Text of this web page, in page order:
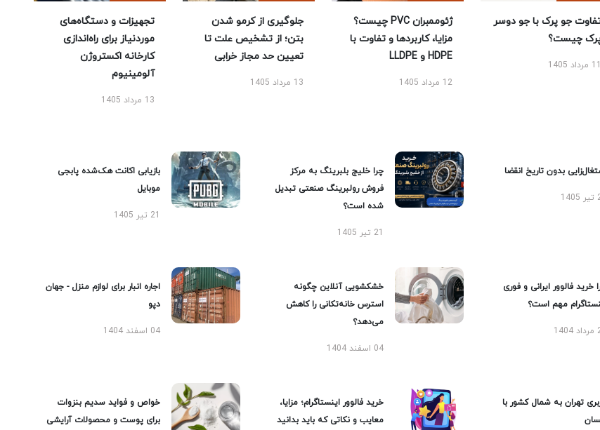
جو پرک با جو دوسر
چیست؟
11 مرداد 1405
ژئوممبران PVC چیست؟
مزایا، کاربردها و تفاوت با
HDPE و LLDPE
12 مرداد 1405
جلوگیری از کرمو شدن
بتن؛ از تشخیص علت تا
تعیین حد مجاز خرابی
13 مرداد 1405
تجهیزات و دستگاه‌های
موردنیاز برای راه‌اندازی
کارخانه اکستروژن
آلومینیوم
13 مرداد 1405
بدون تاریخ انقضا
چرا خلیج بلبرینگ به مرکز
فروش رولبرینگ صنعتی تبدیل
شده است؟
21 تیر 1405
بازیابی اکانت هک‌شده پابجی
موبایل
21 تیر 1405
خرید فالوور ایرانی و فوری
مهم است؟
خشکشویی آنلاین چگونه
استرس خانه‌تکانی را کاهش
می‌دهد؟
04 اسفند 1404
اجاره انبار برای لوازم منزل - جهان
دپو
04 اسفند 1404
تهران به شمال کشور با
خرید فالوور اینستاگرام؛ مزایا،
معایب و نکاتی که باید بدانید
خواص و فواید سدیم بنزوات
برای پوست و محصولات آرایشی